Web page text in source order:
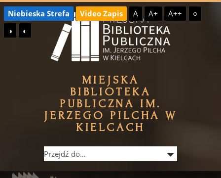
Przejdź
do
treści
Przejdź
do
menu
Niebieska Strefa Video Zapis A A+ A++
○
◑
◐
MIEJSKA
BIBLIOTEKA
PUBLICZNA IM.
JERZEGO PILCHA W
KIELCACH